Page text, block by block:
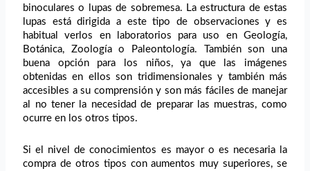
binoculares o lupas de sobremesa. La estructura de estas
lupas está dirigida a este tipo de observaciones y es
habitual verlos en laboratorios para uso en Geología,
Botánica, Zoología o Paleontología. También son una
buena opción para los niños, ya que las imágenes
obtenidas en ellos son tridimensionales y también más
accesibles a su comprensión y son más fáciles de manejar
al no tener la necesidad de preparar las muestras, como
ocurre en los otros tipos.
Si el nivel de conocimientos es mayor o es necesaria la
compra de otros tipos con aumentos muy superiores, se